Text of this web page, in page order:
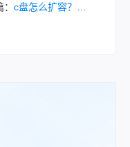
c盘怎么扩容？六大常用方法详解与操作指南！